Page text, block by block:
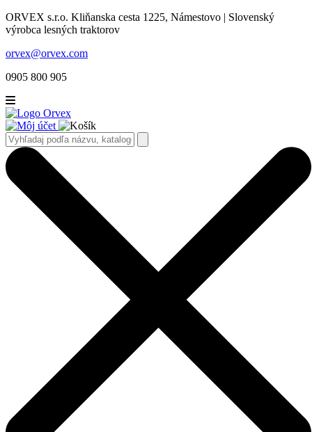
ORVEX s.r.o. Kliňanska cesta 1225, Námestovo | Slovenský
výrobca lesných traktorov
orvex@orvex.com
0905 800 905